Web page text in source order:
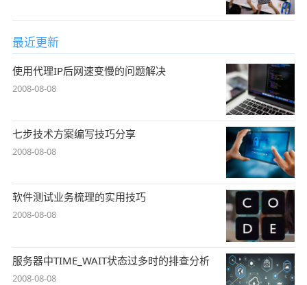
最近更新
使用代理IP后网速变慢的问题解决
2008-08-08
七步技术方案编写技巧分享
2008-08-08
软件测试业务梳理的实用技巧
2008-08-08
服务器中TIME_WAIT状态过多时的排查分析
2008-08-08